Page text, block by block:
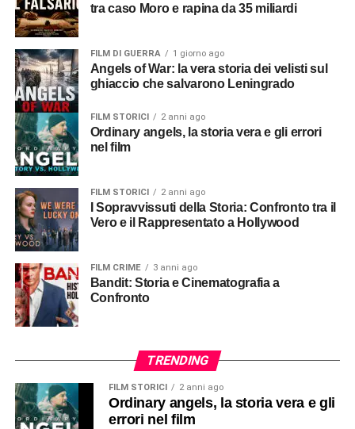
tra caso Moro e rapina da 35 miliardi
FILM DI GUERRA 1 giorno ago
Angels of War: la vera storia dei velisti sul
ghiaccio che salvarono Leningrado
FILM STORICI 2 anni ago
Ordinary angels, la storia vera e gli errori
nel film
FILM STORICI 2 anni ago
Vero e il Rappresentato a Hollywood
FILM CRIME 3 anni ago
Bandit: Storia e Cinematografia a
Confronto
TRENDING
FILM STORICI 2 anni ago
Ordinary angels, la storia vera e gli
errori nel film